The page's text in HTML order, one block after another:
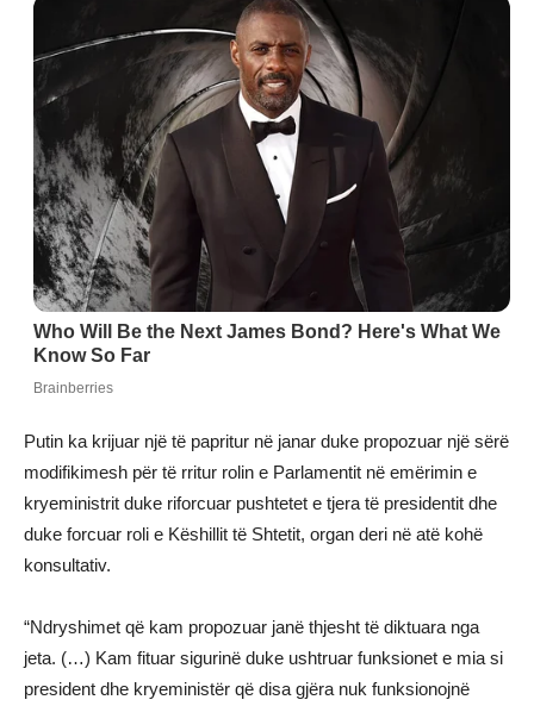
Putin ka krijuar një të papritur në janar duke propozuar një sërë
modifikimesh për të rritur rolin e Parlamentit në emërimin e
kryeministrit duke riforcuar pushtetet e tjera të presidentit dhe
duke forcuar roli e Këshillit të Shtetit, organ deri në atë kohë
konsultativ.
“Ndryshimet që kam propozuar janë thjesht të diktuara nga
jeta. (…) Kam fituar sigurinë duke ushtruar funksionet e mia si
president dhe kryeministër që disa gjëra nuk funksionojnë